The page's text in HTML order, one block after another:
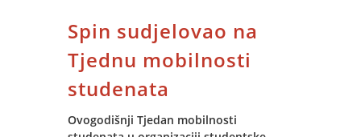
prijenosom podataka iz postojećeg
sustava, customizacijom parametara,
obukom, konzaltingom i razvojem
specifičnih funkcionalnosti za potrebe
Spin sudjelovao na
Tjednu mobilnosti
studenata
Ovogodišnji Tjedan mobilnosti